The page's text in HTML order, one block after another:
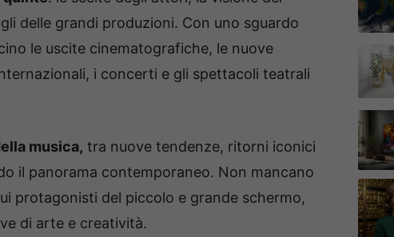
delle grandi produzioni. Con uno sguardo
le uscite cinematografiche, le nuove
i concerti e gli spettacoli teatrali
musica, tra nuove tendenze, ritorni iconici
il panorama contemporaneo. Non mancano
protagonisti del piccolo e grande schermo,
di arte e creatività.